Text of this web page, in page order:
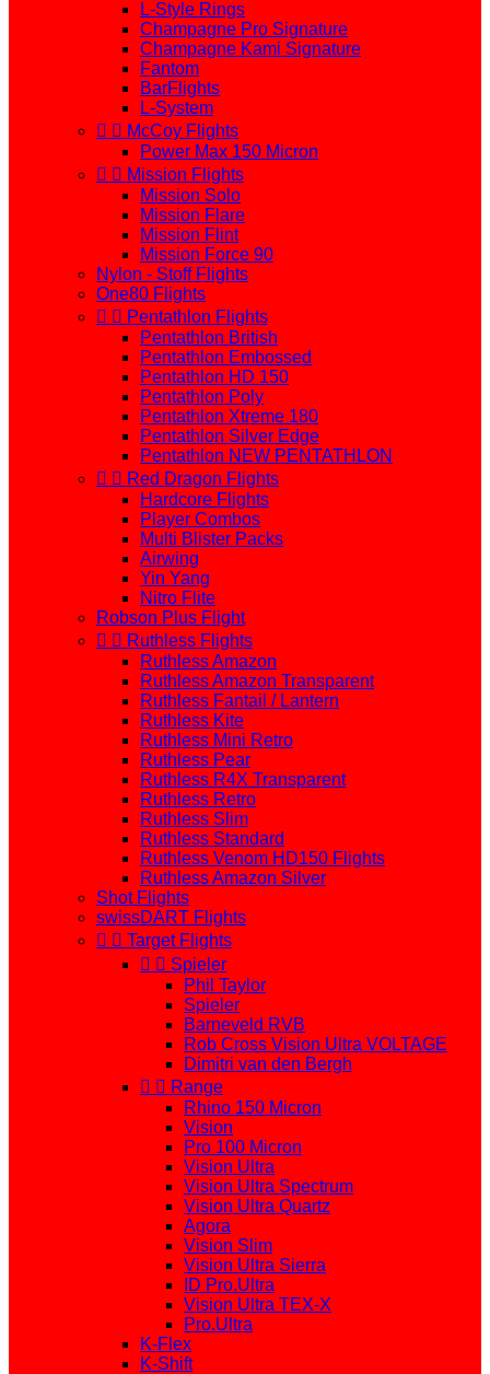
L-Style Rings
Champagne Pro Signature
Champagne Kami Signature
Fantom
BarFlights
L-System
  McCoy Flights
Power Max 150 Micron
  Mission Flights
Mission Solo
Mission Flare
Mission Flint
Mission Force 90
Nylon - Stoff Flights
One80 Flights
  Pentathlon Flights
Pentathlon British
Pentathlon Embossed
Pentathlon HD 150
Pentathlon Poly
Pentathlon Xtreme 180
Pentathlon Silver Edge
Pentathlon NEW PENTATHLON
  Red Dragon Flights
Hardcore Flights
Player Combos
Multi Blister Packs
Airwing
Yin Yang
Nitro Flite
Robson Plus Flight
  Ruthless Flights
Ruthless Amazon
Ruthless Amazon Transparent
Ruthless Fantail / Lantern
Ruthless Kite
Ruthless Mini Retro
Ruthless Pear
Ruthless R4X Transparent
Ruthless Retro
Ruthless Slim
Ruthless Standard
Ruthless Venom HD150 Flights
Ruthless Amazon Silver
Shot Flights
swissDART Flights
  Target Flights
  Spieler
Phil Taylor
Spieler
Barneveld RVB
Rob Cross Vision Ultra VOLTAGE
Dimitri van den Bergh
  Range
Rhino 150 Micron
Vision
Pro 100 Micron
Vision Ultra
Vision Ultra Spectrum
Vision Ultra Quartz
Agora
Vision Slim
Vision Ultra Sierra
ID Pro.Ultra
Vision Ultra TEX-X
Pro.Ultra
K-Flex
K-Shift